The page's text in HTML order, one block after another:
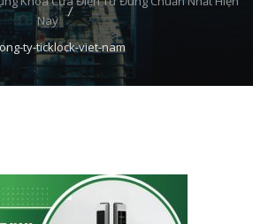
Nay
ty-ticklock-viet-nam